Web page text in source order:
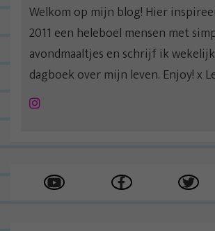
Welkom op mijn blog! Hier
2011 een heleboel mensen met
avondmaaltjes en schrijf ik
dagboek over mijn leven. Enjoy! x
Instagram